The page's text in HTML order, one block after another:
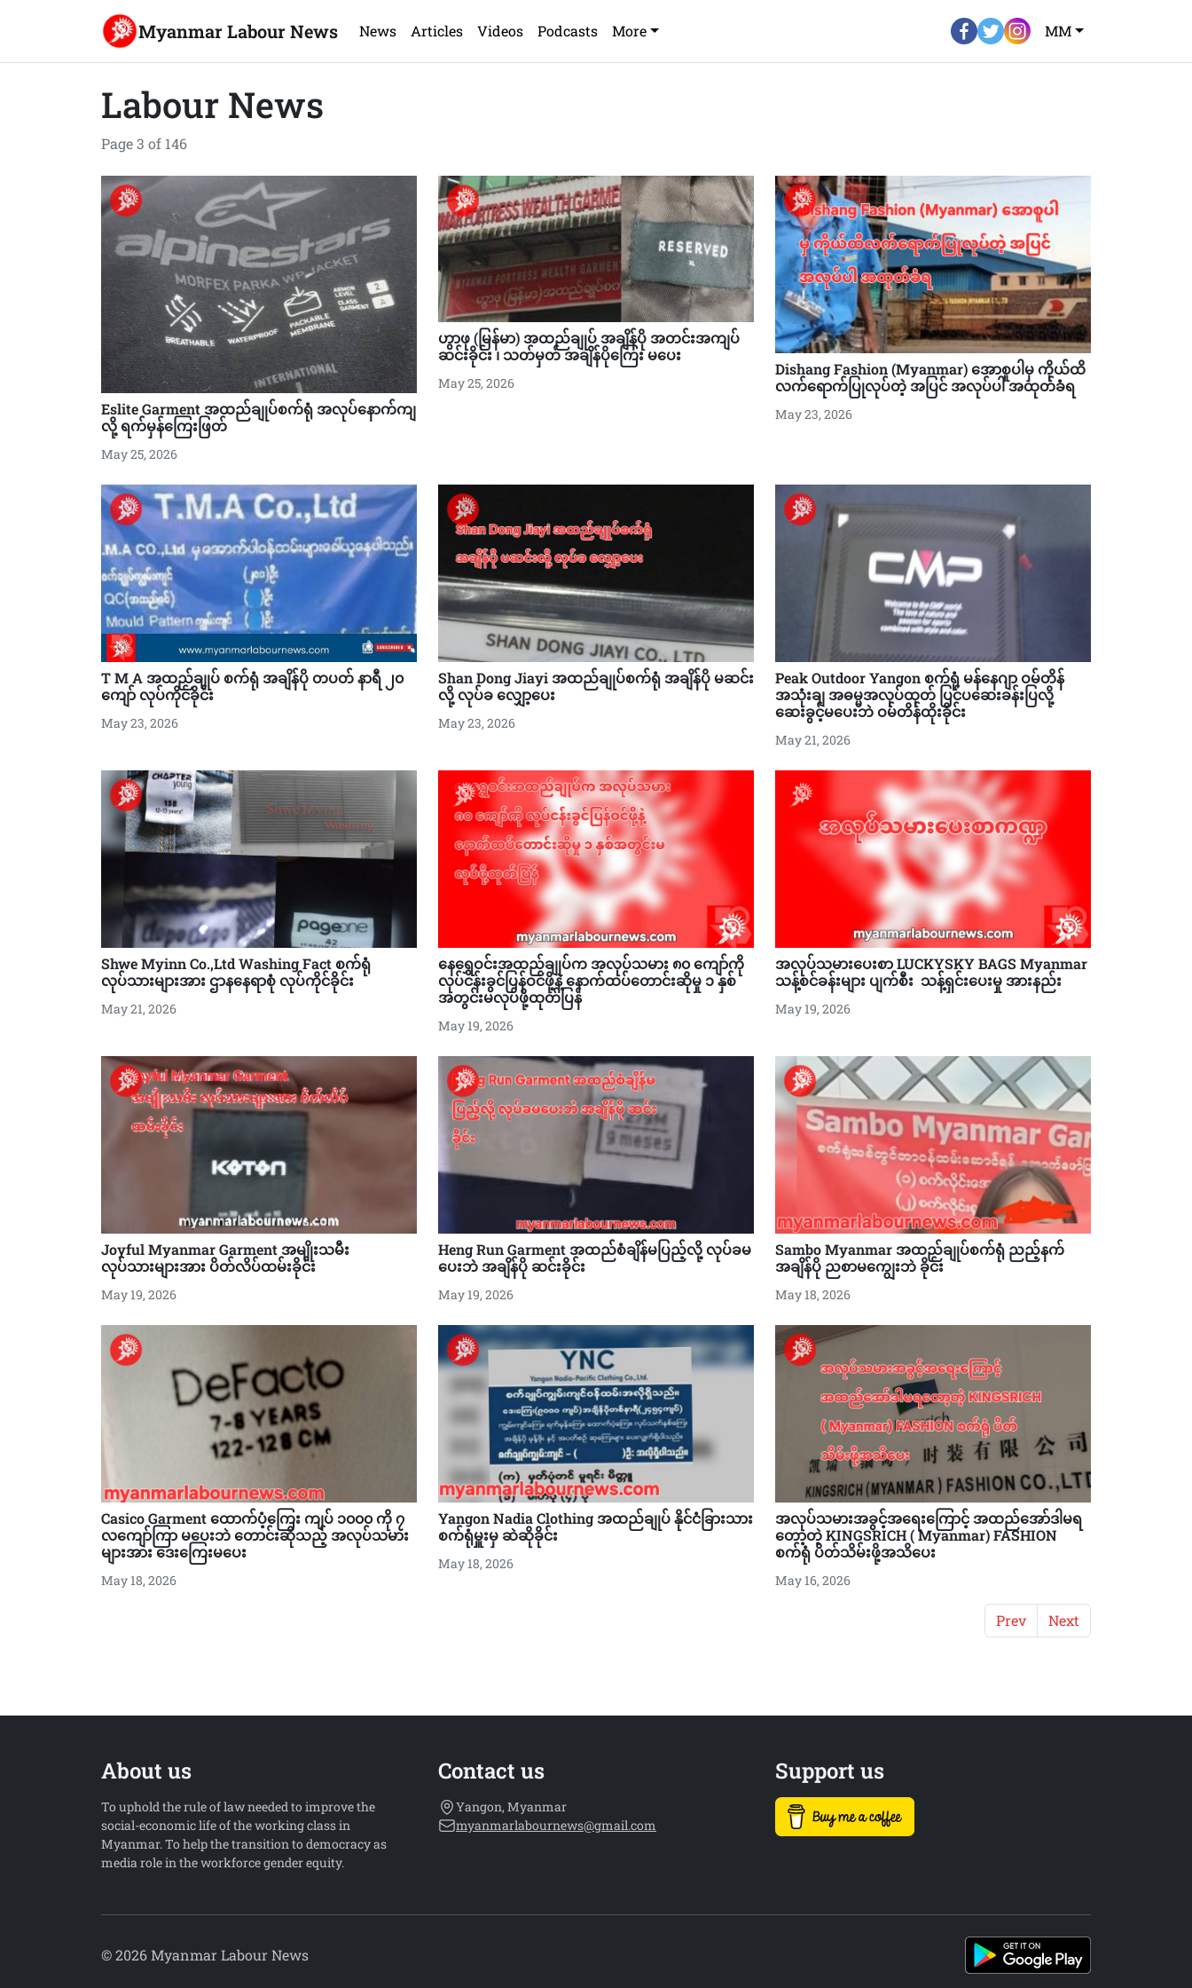
Myanmar Labour News News Articles Videos Podcasts More MM
Labour News
Page 3 of 146
Eslite Garment အထည်ချုပ်စက်ရုံ အလုပ်နောက်ကျ
လို့ ရက်မှန်ကြေးဖြတ်
May 25, 2026
ဟွာဖု (မြန်မာ) အထည်ချုပ် အချိန်ပို အတင်းအကျပ်
ဆင်းခိုင်း ၊ သတ်မှတ် အချိန်ပိုကြေး မပေး
May 25, 2026
Dishang Fashion (Myanmar) အောစူပါမှ ကိုယ်ထိ
လက်ရောက်ပြုလုပ်တဲ့ အပြင် အလုပ်ပါ အထုတ်ခံရ
May 23, 2026
T M A အထည်ချုပ် စက်ရုံ အချိန်ပို တပတ် နာရီ ၂၀
ကျော် လုပ်ကိုင်ခိုင်း
May 23, 2026
Shan Dong Jiayi အထည်ချုပ်စက်ရုံ အချိန်ပို မဆင်း
လို့ လုပ်ခ လျှော့ပေး
May 23, 2026
Peak Outdoor Yangon စက်ရုံ မန်နေဂျာ ဝမ်တိန်
အသုံးချ အဓမ္မအလုပ်ထုတ် ပြင်ပဆေးခန်းပြလို့
ဆေးခွင့်မပေးဘဲ ဝမ်တိန်ထိုးခိုင်း
May 21, 2026
Shwe Myinn Co.,Ltd Washing Fact စက်ရုံ
လုပ်သားများအား ဌာနနေရာစုံ လုပ်ကိုင်ခိုင်း
May 21, 2026
နေရွှေဝင်းအထည်ချုပ်က အလုပ်သမား ၈၀ ကျော်ကို
လုပ်ငန်းခွင်ပြန်ဝင်ဖို့နဲ့ နောက်ထပ်တောင်းဆိုမှု ၁ နှစ်
အတွင်းမလုပ်ဖို့ထုတ်ပြန်
May 19, 2026
အလုပ်သမားပေးစာ LUCKYSKY BAGS Myanmar
သန့်စင်ခန်းများ ပျက်စီး သန့်ရှင်းပေးမှု အားနည်း
May 19, 2026
Joyful Myanmar Garment အမျိုးသမီး
လုပ်သားများအား ပိတ်လိပ်ထမ်းခိုင်း
May 19, 2026
Heng Run Garment အထည်စံချိန်မပြည့်လို့ လုပ်ခမ
ပေးဘဲ အချိန်ပို ဆင်းခိုင်း
May 19, 2026
Sambo Myanmar အထည်ချုပ်စက်ရုံ ညည့်နက်
အချိန်ပို ညစာမကျွေးဘဲ ခိုင်း
May 18, 2026
Casico Garment ထောက်ပံ့ကြေး ကျပ် ၁၀၀၀ ကို ၇
လကျော်ကြာ မပေးဘဲ တောင်းဆိုသည့် အလုပ်သမား
များအား ဒေးကြေးမပေး
May 18, 2026
Yangon Nadia Clothing အထည်ချုပ် နိုင်ငံခြားသား
စက်ရုံမှူးမှ ဆဲဆိုခိုင်း
May 18, 2026
အလုပ်သမားအခွင့်အရေးကြောင့် အထည်အော်ဒါမရ
တော့တဲ့ KINGSRICH ( Myanmar) FASHION
စက်ရုံ ပိတ်သိမ်းဖို့အသိပေး
May 16, 2026
Prev Next
About us
To uphold the rule of law needed to improve the
social-economic life of the working class in
Myanmar. To help the transition to democracy as
media role in the workforce gender equity.
Contact us
Yangon, Myanmar
myanmarlabournews@gmail.com
Support us
© 2026 Myanmar Labour News